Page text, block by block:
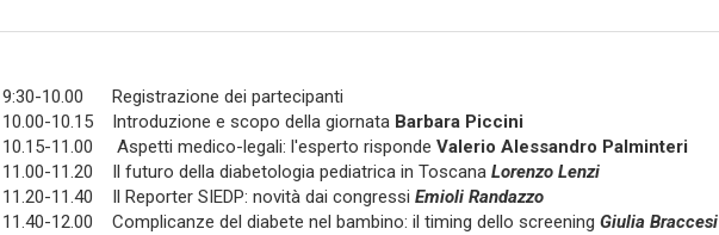
9:30-10.00 Registrazione dei partecipanti
10.00-10.15 Introduzione e scopo della giornata Barbara Piccini
10.15-11.00 Aspetti medico-legali: l'esperto risponde Valerio Alessandro Palminteri
11.00-11.20 Il futuro della diabetologia pediatrica in Toscana Lorenzo Lenzi
11.20-11.40 Il Reporter SIEDP: novità dai congressi Emioli Randazzo
11.40-12.00 Complicanze del diabete nel bambino: il timing dello screening Giulia Braccesi